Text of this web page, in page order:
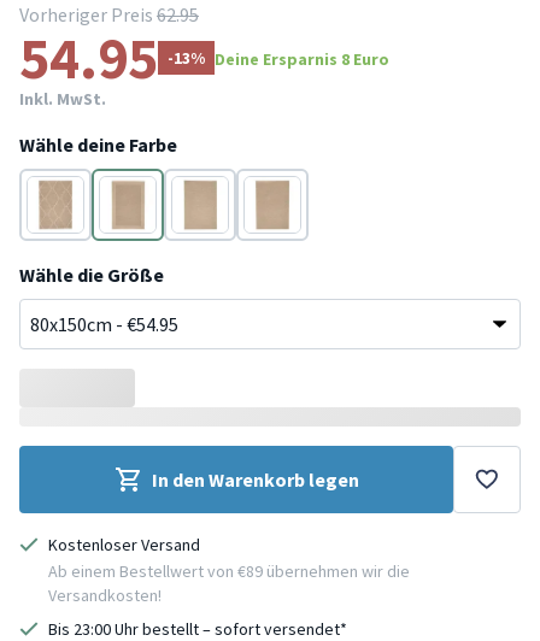
Vorheriger Preis 62.95
54.95 -13% Deine Ersparnis 8 Euro
Inkl. MwSt.
Wähle deine Farbe
Beige Beige Beige
Beige
Wähle die Größe
In den Warenkorb legen
Kostenloser Versand
Ab einem Bestellwert von €89 übernehmen wir die
Versandkosten!
Bis 23:00 Uhr bestellt – sofort versendet*